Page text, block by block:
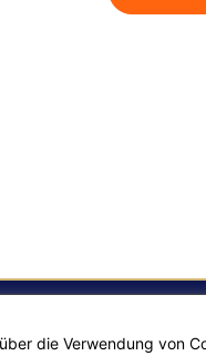
die Verwendung von